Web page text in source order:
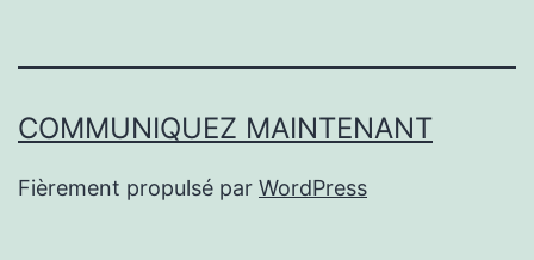
COMMUNIQUEZ MAINTENANT
Fièrement propulsé par WordPress